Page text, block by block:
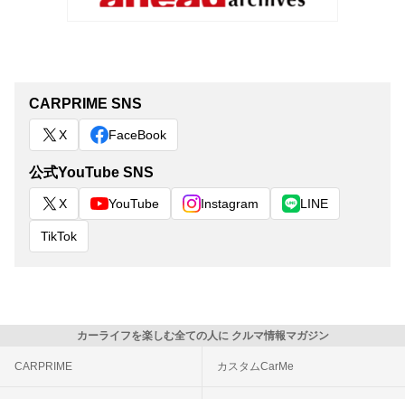
CARPRIME SNS
X FaceBook
公式YouTube SNS
X YouTube Instagram LINE
TikTok
カーライフを楽しむ全ての人に クルマ情報マガジン
CARPRIME カスタムCarMe